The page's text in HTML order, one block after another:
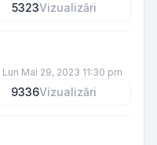
5323Vizualizări
Lun Mai 29, 2023 11:30 pm
9336Vizualizări